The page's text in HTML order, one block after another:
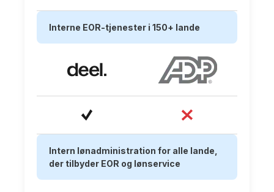
Interne EOR-tjenester i 150+ lande
Intern lønadministration for alle lande,
der tilbyder EOR og lønservice